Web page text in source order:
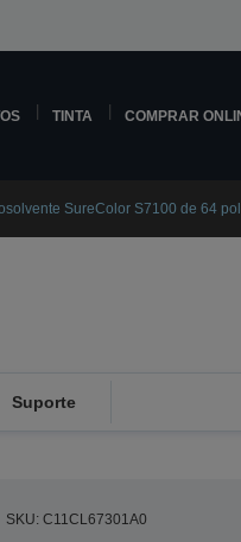
TINTA COMPRAR
SureColor S7100 de 64
Suporte
SKU: C11CL67301A0